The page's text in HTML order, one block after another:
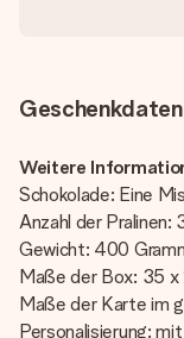
Geschenkdaten
Weitere
Schokolade: Eine
Anzahl der Pralinen:
Gewicht: 400
Maße der Box: 35 x
Maße der Karte im
Personalisierung: